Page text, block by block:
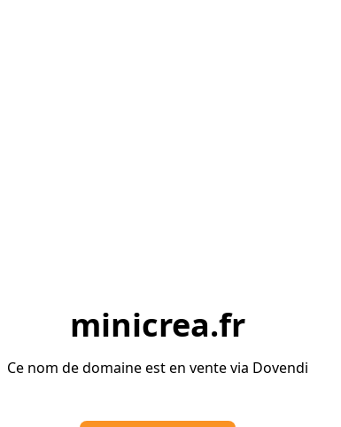
minicrea.fr
Ce nom de domaine est en vente via Dovendi